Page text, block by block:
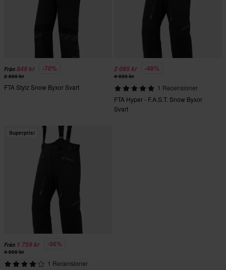
Från 849 kr -70%
2 800 kr
FTA Stylz Snow Byxor Svart
2 085 kr -48%
4 000 kr
1 Recensioner
FTA Hyper - F.A.S.T. Snow Byxor
Svart
Superpris!
Från 1 759 kr -56%
4 000 kr
1 Recensioner